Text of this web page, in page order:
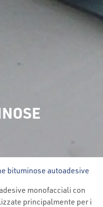
bituminose autoadesive
monofacciali con
principalmente per i